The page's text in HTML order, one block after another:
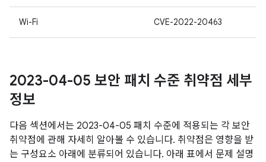
Wi-Fi CVE-2022-20463
2023-04-05 보안 패치 수준 취약점 세부
정보
다음 섹션에서는 2023-04-05 패치 수준에 적용되는 각 보안
취약점에 관해 자세히 알아볼 수 있습니다. 취약점은 영향을 받
는 구성요소 아래에 분류되어 있습니다. 아래 표에서 문제 설명